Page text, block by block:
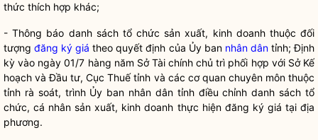
thức thích hợp khác;
- Thông báo danh sách tổ chức sản xuất, kinh doanh thuộc đối
tượngđăng ký giá theo quyết định của Ủy ban nhân dântỉnh; Định
kỳ vào ngày 01/7 hàng năm Sở Tài chính chủ trì phối hợp với Sở Kế
hoạch và Đầu tư, Cục Thuế tỉnh và các cơ quan chuyên môn thuộc
tỉnh rà soát, trình Ủy ban nhân dântỉnh điều chỉnh danh sách tổ
chức, cá nhân sản xuất, kinh doanh thực hiện đăng ký giá tại địa
phương.